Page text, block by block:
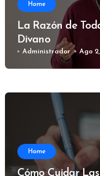
Home
La Razón de
Divano
Administrador Ago
Home
Cómo Cuidar